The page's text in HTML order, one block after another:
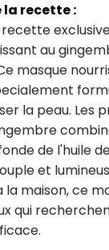
recette :
au
masque
la peau. Les
de l'huile
et
la maison, ce
qui